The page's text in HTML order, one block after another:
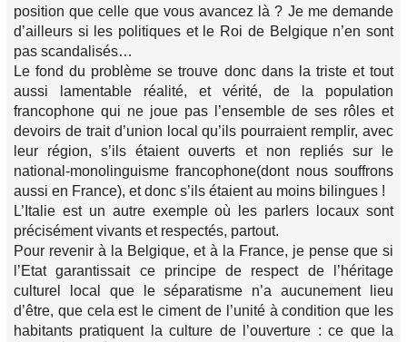
position que celle que vous avancez là ? Je me demande
d’ailleurs si les politiques et le Roi de Belgique n’en sont
pas scandalisés…
Le fond du problème se trouve donc dans la triste et tout
aussi lamentable réalité, et vérité, de la population
francophone qui ne joue pas l’ensemble de ses rôles et
devoirs de trait d’union local qu’ils pourraient remplir, avec
leur région, s’ils étaient ouverts et non repliés sur le
national-monolinguisme francophone(dont nous souffrons
aussi en France), et donc s’ils étaient au moins bilingues !
L’Italie est un autre exemple où les parlers locaux sont
précisément vivants et respectés, partout.
Pour revenir à la Belgique, et à la France, je pense que si
l’Etat garantissait ce principe de respect de l’héritage
culturel local que le séparatisme n’a aucunement lieu
d’être, que cela est le ciment de l’unité à condition que les
habitants pratiquent la culture de l’ouverture : ce que la